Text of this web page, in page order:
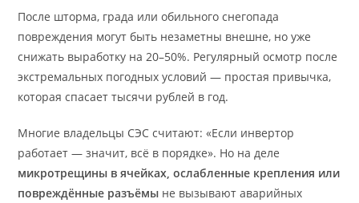
После шторма, града или обильного снегопада
повреждения могут быть незаметны внешне, но уже
снижать выработку на 20–50%. Регулярный осмотр после
экстремальных погодных условий — простая привычка,
которая спасает тысячи рублей в год.
Многие владельцы СЭС считают: «Если инвертор
работает — значит, всё в порядке». Но на деле
микротрещины в ячейках, ослабленные крепления или
повреждённые разъёмы не вызывают аварийных